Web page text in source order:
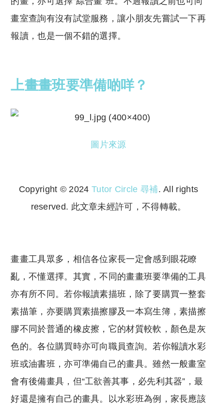
畫室查詢有沒有試堂服務，讓小朋友先嘗試一下再
報讀，也是一個不錯的選擇。
上畫畫班要準備啲咩？
圖片來源
Copyright © 2024 Tutor Circle 尋補. All rights
reserved. 此文章未經許可，不得轉載。
畫畫工具眾多，相信各位家長一定會感到眼花瞭
亂，不懂選擇。其實，不同的畫畫班要準備的工具
亦有所不同。若你報讀素描班，除了要購買一整套
素描筆，亦要購買素描擦膠及一本寫生簿，素描擦
膠不同於普通的橡皮擦，它的材質較軟，顏色是灰
色的。各位購買時亦可向職員查詢。若你報讀水彩
班或油書班，亦可準備自己的畫具。雖然一般畫室
會有後備畫具，但“工欲善其事，必先利其器”，最
好還是擁有自己的畫具。以水彩班為例，家長應該